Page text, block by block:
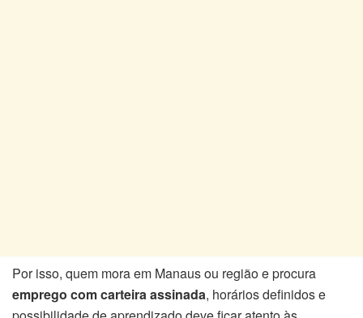
Por isso, quem mora em Manaus ou região e procura
emprego com carteira assinada, horários definidos e